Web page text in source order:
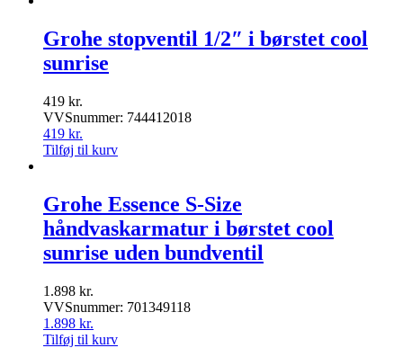
Grohe stopventil 1/2″ i børstet cool
sunrise
419 kr.
VVSnummer: 744412018
419 kr.
Tilføj til kurv
Grohe Essence S-Size
håndvaskarmatur i børstet cool
sunrise uden bundventil
1.898 kr.
VVSnummer: 701349118
1.898 kr.
Tilføj til kurv